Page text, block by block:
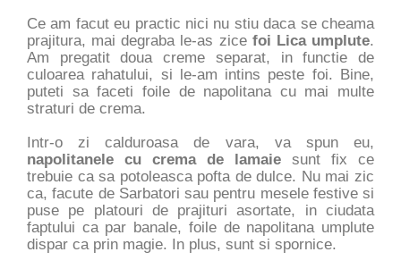
Ce am facut eu practic nici nu stiu daca se cheama
prajitura, mai degraba le-as zice foi Lica umplute.
Am pregatit doua creme separat, in functie de
culoarea rahatului, si le-am intins peste foi. Bine,
puteti sa faceti foile de napolitana cu mai multe
straturi de crema.
Intr-o zi calduroasa de vara, va spun eu,
napolitanele cu crema de lamaie sunt fix ce
trebuie ca sa potoleasca pofta de dulce. Nu mai zic
ca, facute de Sarbatori sau pentru mesele festive si
puse pe platouri de prajituri asortate, in ciudata
faptului ca par banale, foile de napolitana umplute
dispar ca prin magie. In plus, sunt si spornice.